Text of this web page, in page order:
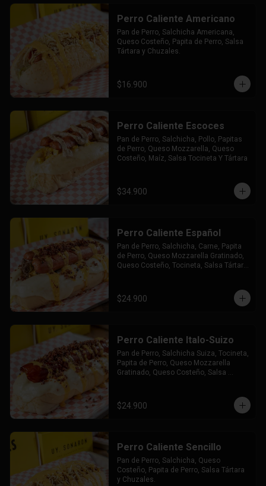
Perro Caliente Americano
Pan de Perro, Salchicha Americana,
Queso Costeño, Papita de Perro, Salsa
Tártara y Chuzales.
$16.900
Perro Caliente Escoces
Pan de Perro, Salchicha, Pollo, Papitas
de Perro, Queso Mozzarella, Queso
Costeño, Maíz, Salsa Tocineta Y Tártara
$34.900
Perro Caliente Español
Pan de Perro, Salchicha, Carne, Papita
de Perro, Queso Mozzarella Gratinado,
Queso Costeño, Tocineta, Salsa Tártara
$24.900
Perro Caliente Italo-Suizo
Pan de Perro, Salchicha Suiza, Tocineta,
Papita de Perro, Queso Mozzarella
Gratinado, Queso Costeño, Salsa
$24.900
Perro Caliente Sencillo
Pan de Perro, Salchicha, Queso
Costeño, Papita de Perro, Salsa Tártara
y Chuzales.